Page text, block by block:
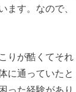
ます。なので、
りが酷くてそれ
に通っていたと
った経験があり